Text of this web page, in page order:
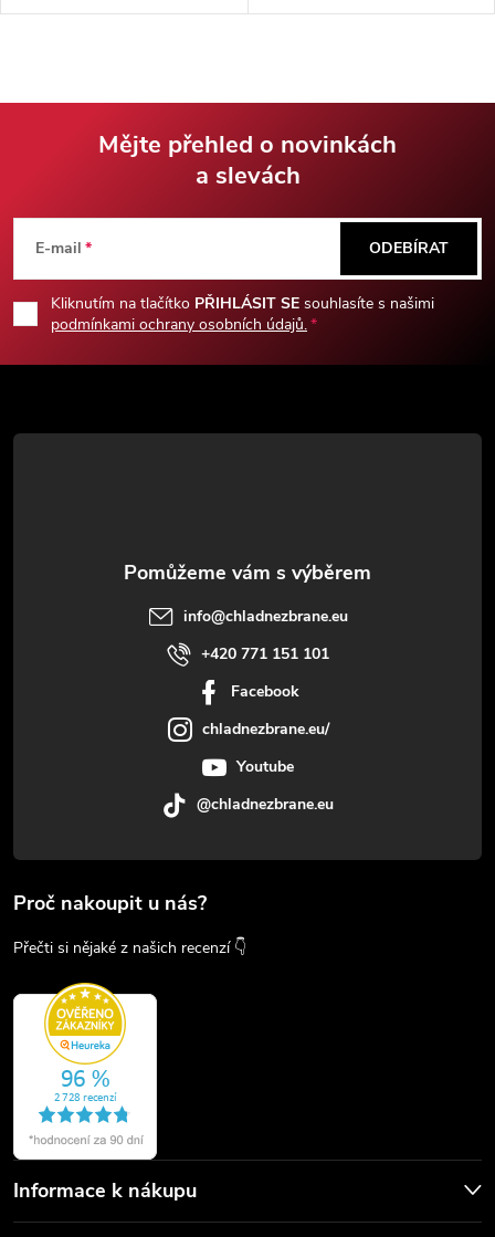
Černá / zelená / oranžová barva
ostrově. Ideální věc do Vaší
p
a
Mějte přehled o novinkách
a slevách
E-mail
Kliknutím na tlačítko PŘIHLÁSIT SE souhlasíte s našimi
podmínkami ochrany osobních údajů.
ODEBÍRAT
info@chladnezbrane.eu
+420 771 151 101
Facebook
chladnezbrane.eu/
Youtube
@chladnezbrane.eu
Proč nakoupit u nás?
Přečti si nějaké z našich recenzí 👇
Informace k nákupu